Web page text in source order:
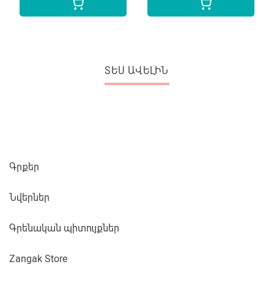
ՏԵՍ ԱՎԵԼԻՆ
Գրքեր
Նվերներ
Գրենական պիտույքներ
Zangak Store